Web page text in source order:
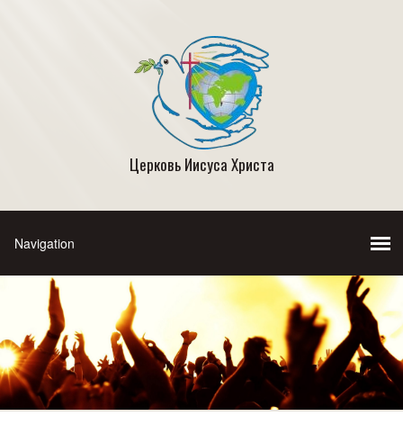
Церковь Иисуса Христа